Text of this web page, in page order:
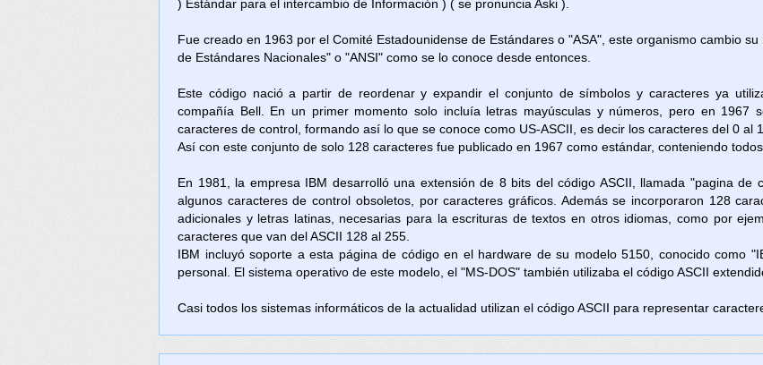
) Estándar para el intercambio de Información ) ( se pronuncia Aski ).
Fue creado en 1963 por el Comité Estadounidense de Estándares o "ASA", este organismo cambio
de Estándares Nacionales" o "ANSI" como se lo conoce desde entonces.
Este código nació a partir de reordenar y expandir el conjunto de símbolos y caracteres ya
compañía Bell. En un primer momento solo incluía letras mayúsculas y números, pero en 1967
caracteres de control, formando así lo que se conoce como US-ASCII, es decir los caracteres del 0 al
Así con este conjunto de solo 128 caracteres fue publicado en 1967 como estándar, conteniendo
En 1981, la empresa IBM desarrolló una extensión de 8 bits del código ASCII, llamada "pagina de
algunos caracteres de control obsoletos, por caracteres gráficos. Además se incorporaron 128
adicionales y letras latinas, necesarias para la escrituras de textos en otros idiomas, como por
caracteres que van del ASCII 128 al 255.
IBM incluyó soporte a esta página de código en el hardware de su modelo 5150, conocido como
personal. El sistema operativo de este modelo, el "MS-DOS" también utilizaba el código ASCII
Casi todos los sistemas informáticos de la actualidad utilizan el código ASCII para representar